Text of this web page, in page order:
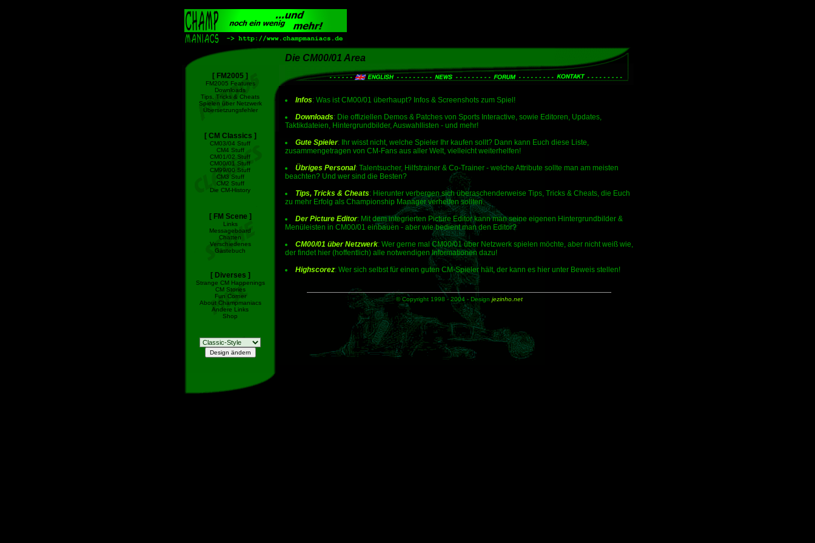
[ FM2005 ]
FM2005 Features
Downloads
Tips, Tricks & Cheats
Spielen über Netzwerk
Übersetzungsfehler
[ CM Classics ]
CM03/04 Stuff
CM4 Stuff
CM01/02 Stuff
CM00/01 Stuff
CM99/00 Stuff
CM3 Stuff
CM2 Stuff
Die CM-History
[ FM Scene ]
Links
Messageboard
Chatten
Verschiedenes
Gästebuch
[ Diverses ]
Strange CM Happenings
CM Stories
Fun Corner
About Champmaniacs
Andere Links
Shop
Die CM00/01 Area
Infos: Was ist CM00/01 überhaupt? Infos & Screenshots zum Spiel!
Downloads: Die offiziellen Demos & Patches von Sports Interactive, sowie Editoren, Updates,
Taktikdateien, Hintergrundbilder, Auswahllisten - und mehr!
Gute Spieler: Ihr wisst nicht, welche Spieler Ihr kaufen sollt? Dann kann Euch diese Liste,
zusammengetragen von CM-Fans aus aller Welt, vielleicht weiterhelfen!
Übriges Personal: Talentsucher, Hilfstrainer & Co-Trainer - welche Attribute sollte man am meisten
beachten? Und wer sind die Besten?
Tips, Tricks & Cheats: Hierunter verbergen sich überaschenderweise Tips, Tricks & Cheats, die Euch
zu mehr Erfolg als Championship Manager verhelfen sollten.
Der Picture Editor: Mit dem integrierten Picture Editor kann man seine eigenen Hintergrundbilder &
Menüleisten in CM00/01 einbauen - aber wie bedient man den Editor?
CM00/01 über Netzwerk: Wer gerne mal CM00/01 über Netzwerk spielen möchte, aber nicht weiß wie,
der findet hier (hoffentlich) alle notwendigen Informationen dazu!
Highscorez: Wer sich selbst für einen guten CM-Spieler hält, der kann es hier unter Beweis stellen!
© Copyright 1998 - 2004 - Design jezinho.net